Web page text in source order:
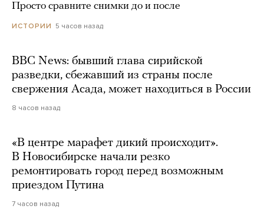
Просто сравните снимки до и после
ИСТОРИИ 5 часов назад
BBC News: бывший глава сирийской
разведки, сбежавший из страны после
свержения Асада, может находиться в России
8 часов назад
«В центре марафет дикий происходит».
В Новосибирске начали резко
ремонтировать город перед возможным
приездом Путина
7 часов назад